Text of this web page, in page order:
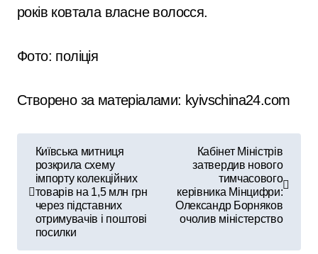
років ковтала власне волосся.
Фото: поліція
Створено за матеріалами: kyivschina24.com
Київська митниця
розкрила схему
імпорту колекційних
товарів на 1,5 млн грн
через підставних
отримувачів і поштові
посилки
Кабінет Міністрів
затвердив нового
тимчасового
керівника Мінцифри:
Олександр Борняков
очолив міністерство